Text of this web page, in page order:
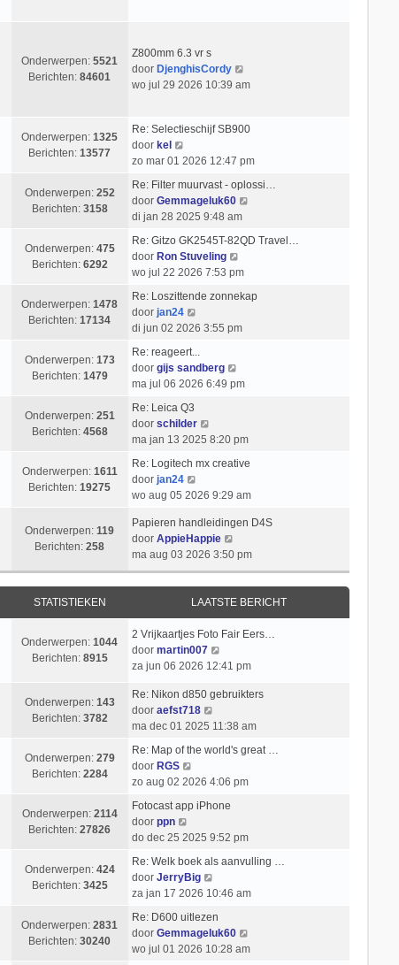
c
h
t
e
r
h
k
l
a
s
e
b
e
r
c
h
t
Onderwerpen:5521
Berichten:84601
Z800mm 6.3 vr s
door DjenghisCordy
e
j
l
a
a
t
e
wo jul 29 2026 10:39 am
Onderwerpen:1325
Berichten:13577
Re: Selectieschijf SB900
door kel
e
i
j
k
l
a
a
s
e
b
e
r
c
h
t
zo mar 01 2026 12:47 pm
Onderwerpen: 252
Berichten: 3158
Re: Filter muurvast - oplossi…
door Gemmageluk60
i
l
c
t
di jan 28 2025 9:48 am
Onderwerpen: 475
Berichten: 6292
Re: Gitzo GK2545T-82QD Travel…
door Ron Stuveling
e
i
k
a
e
b
r
c
t
wo jul 22 2026 7:53 pm
Onderwerpen:1478
Berichten:17134
Re: Loszittende zonnekap
door jan24
e
i
j
k
a
a
s
e
b
e
r
h
di jun 02 2026 3:55 pm
Onderwerpen: 173
Berichten: 1479
Re: reageert...
door gijs sandberg
e
k
l
a
s
e
b
e
r
i
c
t
ma jul 06 2026 6:49 pm
Onderwerpen: 251
Berichten: 4568
Re: Leica Q3
door schilder
e
k
l
a
a
t
b
e
r
c
h
ma jan 13 2025 8:20 pm
Onderwerpen: 1611
Berichten:19275
Re: Logitech mx creative
door jan24
e
i
j
k
l
a
a
t
s
t
e
e
r
i
c
t
wo aug 05 2026 9:29 am
Onderwerpen:119
Berichten:258
Papieren handleidingen D4S
door AppieHappie
e
k
i
j
k
l
a
s
e
b
r
t
ma aug 03 2026 3:50 pm
STATISTIEKEN LAATSTE BERICHT
Onderwerpen:1044
Berichten: 8915
2 Vrijkaartjes Foto Fair Eers…
door martin007
e
i
k
l
a
s
e
b
r
h
t
za jun 06 2026 12:41 pm
Onderwerpen: 143
Berichten: 3782
Re: Nikon d850 gebruikters
door aefst718
e
i
k
l
a
s
e
b
e
r
ma dec 01 2025 11:38 am
Onderwerpen: 279
Berichten: 2284
Re: Map of the world's great …
door RGS
e
i
k
l
a
a
s
t
e
zo aug 02 2026 4:06 pm
Onderwerpen: 2114
Berichten:27826
Fotocast app iPhone
door ppn
e
i
j
k
l
a
a
do dec 25 2025 9:52 pm
Onderwerpen: 424
Berichten: 3425
Re: Welk boek als aanvulling …
door JerryBig
e
i
j
k
za jan 17 2026 10:46 am
Onderwerpen:2831
Berichten:30240
Re: D600 uitlezen
door Gemmageluk60
e
wo jul 01 2026 10:28 am